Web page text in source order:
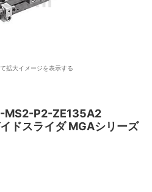
拡大イメージを表示する
MS2-P2-ZE135A2
ドスライダ MGAシリーズ